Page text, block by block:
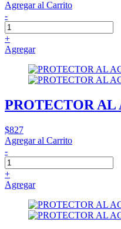
Agregar al Carrito
-
+
Agregar
PROTECTOR AL
$827
Agregar al Carrito
-
+
Agregar